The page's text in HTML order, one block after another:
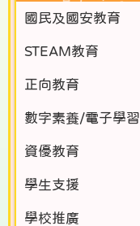
國民及國安教育
STEAM教育
正向教育
數字素養/電子學習
資優教育
學生支援
學校推廣